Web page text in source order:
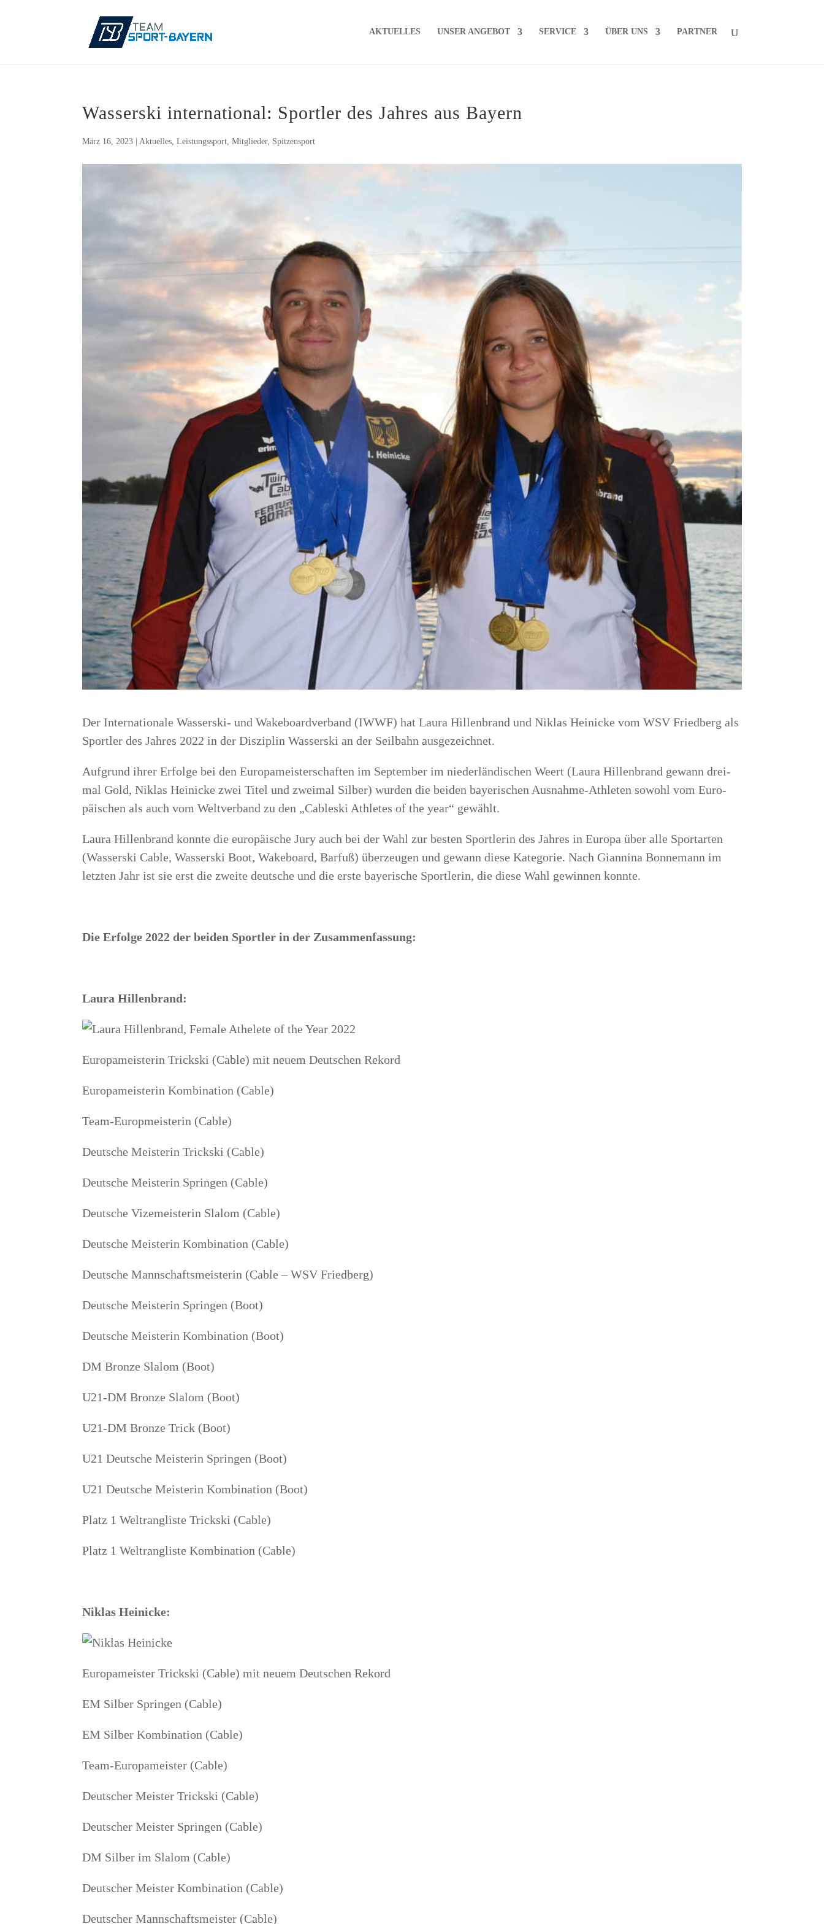
AKTU­EL­LES UNSER ANGE­BOT SER­VICE ÜBER UNS PART­NER
Was­ser­ski inter­na­tio­nal: Sport­ler des Jah­res aus Bayern
März 16, 2023 |Aktuelles,Leistungssport,Mitglieder, Spitzensport
Der Inter­na­tio­na­le Was­ser­ski- und Wake­board­ver­band (IWWF) hat Lau­ra Hil­len­brand und Niklas Hei­ni­cke vom WSV Fried­berg als
Sport­ler des Jah­res 2022 in der Dis­zi­plin Was­ser­ski an der Seil­bahn ausgezeichnet.
Auf­grund ihrer Erfol­ge bei den Euro­pa­meis­ter­schaf­ten im Sep­tem­ber im nie­der­län­di­schen Weert (Lau­ra Hil­len­brand gewann drei­
mal Gold, Niklas Hei­ni­cke zwei Titel und zwei­mal Sil­ber) wur­den die bei­den baye­ri­schen Aus­nah­me-Ath­le­ten sowohl vom Euro­
päi­schen als auch vom Welt­ver­band zu den „Cable­ski Ath­le­tes of the year“ gewählt.
Lau­ra Hil­len­brand konn­te die euro­päi­sche Jury auch bei der Wahl zur bes­ten Sport­le­rin des Jah­res in Euro­pa über alle Sport­ar­ten
(Was­ser­ski Cable, Was­ser­ski Boot, Wake­board, Bar­fuß) über­zeu­gen und gewann die­se Kate­go­rie. Nach Gian­ni­na Bon­ne­mann im
letz­ten Jahr ist sie erst die zwei­te deut­sche und die ers­te baye­ri­sche Sport­le­rin, die die­se Wahl gewin­nen konnte.
Die Erfol­ge 2022 der bei­den Sport­ler in der Zusammenfassung:
Lau­ra Hillenbrand:
Euro­pa­meis­te­rin Trick­ski (Cable) mit neu­em Deut­schen Rekord
Euro­pa­meis­te­rin Kom­bi­na­ti­on (Cable)
Team-Europ­meis­te­rin (Cable)
Deut­sche Meis­te­rin Trick­ski (Cable)
Deut­sche Meis­te­rin Sprin­gen (Cable)
Deut­sche Vize­meis­te­rin Sla­lom (Cable)
Deut­sche Meis­te­rin Kom­bi­na­ti­on (Cable)
Deut­sche Mann­schafts­meis­te­rin (Cable – WSV Friedberg)
Deut­sche Meis­te­rin Sprin­gen (Boot)
Deut­sche Meis­te­rin Kom­bi­na­ti­on (Boot)
DM Bron­ze Sla­lom (Boot)
U21-DM Bron­ze Sla­lom (Boot)
U21-DM Bron­ze Trick (Boot)
U21 Deut­sche Meis­te­rin Sprin­gen (Boot)
U21 Deut­sche Meis­te­rin Kom­bi­na­ti­on (Boot)
Platz 1 Welt­rang­lis­te Trick­ski (Cable)
Platz 1 Welt­rang­lis­te Kom­bi­na­ti­on (Cable)
Niklas Hei­ni­cke:
Euro­pa­meis­ter Trick­ski (Cable) mit neu­em Deut­schen Rekord
EM Sil­ber Sprin­gen (Cable)
EM Sil­ber Kom­bi­na­ti­on (Cable)
Team-Euro­pa­meis­ter (Cable)
Deut­scher Meis­ter Trick­ski (Cable)
Deut­scher Meis­ter Sprin­gen (Cable)
DM Sil­ber im Sla­lom (Cable)
Deut­scher Meis­ter Kom­bi­na­ti­on (Cable)
Deut­scher Mann­schafts­meis­ter (Cable)